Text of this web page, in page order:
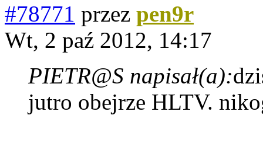
#78771 przez pen9r
Wt, 2 paź 2012, 14:17
PIETR@S napisał(a):
jutro obejrze HLTV.